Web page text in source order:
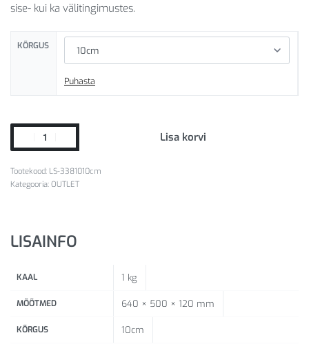
sise- kui ka välitingimustes.
KÕRGUS
Puhasta
Lisa korvi
LS-3381010cm
Kategooria: OUTLET
LISAINFO
KAAL 1 kg
MÕÕTMED 640 × 500 × 120 mm
KÕRGUS 10cm